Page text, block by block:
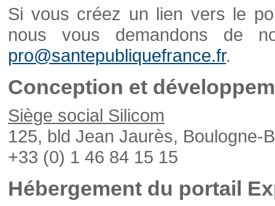
Si vous créez un lien vers le
nous vous demandons de
pro@santepubliquefrance.fr.
Conception et
Siège social Silicom
125, bld Jean Jaurès, Boulogne-
+33 (0) 1 46 84 15 15
Hébergement du portail